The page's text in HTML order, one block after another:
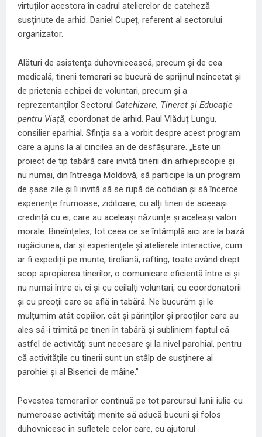
virtuților acestora în cadrul atelierelor de cateheză
susținute de arhid. Daniel Cupeț, referent al sectorului
organizator.
Alături de asistența duhovnicească, precum și de cea
medicală, tinerii temerari se bucură de sprijinul neîncetat și
de prietenia echipei de voluntari, precum și a
reprezentanților Sectorul Catehizare, Tineret și Educație
pentru Viață, coordonat de arhid. Paul Vlăduț Lungu,
consilier eparhial. Sfinția sa a vorbit despre acest program
care a ajuns la al cincilea an de desfășurare. „Este un
proiect de tip tabără care invită tinerii din arhiepiscopie și
nu numai, din întreaga Moldovă, să participe la un program
de șase zile și îi invită să se rupă de cotidian și să încerce
experiențe frumoase, ziditoare, cu alți tineri de aceeași
credință cu ei, care au aceleași năzuințe și aceleași valori
morale. Bineînțeles, tot ceea ce se întâmplă aici are la bază
rugăciunea, dar și experiențele și atelierele interactive, cum
ar fi expediții pe munte, tiroliană, rafting, toate având drept
scop apropierea tinerilor, o comunicare eficientă între ei și
nu numai între ei, ci și cu ceilalți voluntari, cu coordonatorii
și cu preoții care se află în tabără. Ne bucurăm și le
mulțumim atât copiilor, cât și părinților și preoților care au
ales să-i trimită pe tineri în tabără și subliniem faptul că
astfel de activități sunt necesare și la nivel parohial, pentru
că activitățile cu tinerii sunt un stâlp de susținere al
parohiei și al Bisericii de mâine.”
Povestea temerarilor continuă pe tot parcursul lunii iulie cu
numeroase activități menite să aducă bucurii și folos
duhovnicesc în sufletele celor care, cu ajutorul